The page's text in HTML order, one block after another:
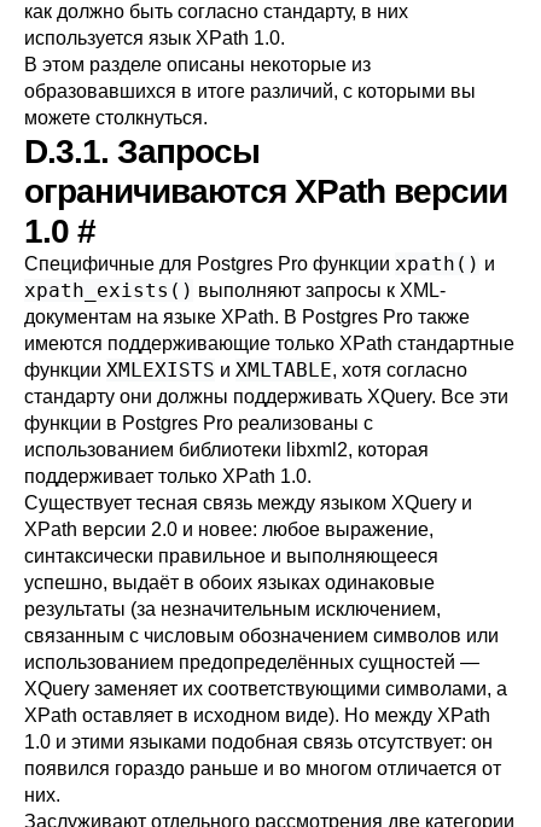
как должно быть согласно стандарту, в них
используется язык XPath 1.0.
В этом разделе описаны некоторые из
образовавшихся в итоге различий, с которыми вы
можете столкнуться.
D.3.1. Запросы
ограничиваются XPath версии
1.0 #
Специфичные для Postgres Pro функции xpath() и
xpath_exists() выполняют запросы к XML-
документам на языке XPath. В Postgres Pro также
имеются поддерживающие только XPath стандартные
функции XMLEXISTS и XMLTABLE, хотя согласно
стандарту они должны поддерживать XQuery. Все эти
функции в Postgres Pro реализованы с
использованием библиотеки libxml2, которая
поддерживает только XPath 1.0.
Существует тесная связь между языком XQuery и
XPath версии 2.0 и новее: любое выражение,
синтаксически правильное и выполняющееся
успешно, выдаёт в обоих языках одинаковые
результаты (за незначительным исключением,
связанным с числовым обозначением символов или
использованием предопределённых сущностей —
XQuery заменяет их соответствующими символами, а
XPath оставляет в исходном виде). Но между XPath
1.0 и этими языками подобная связь отсутствует: он
появился гораздо раньше и во многом отличается от
них.
Заслуживают отдельного рассмотрения две категории